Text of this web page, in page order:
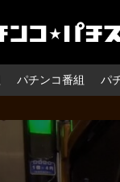
パチンコ番組 パ